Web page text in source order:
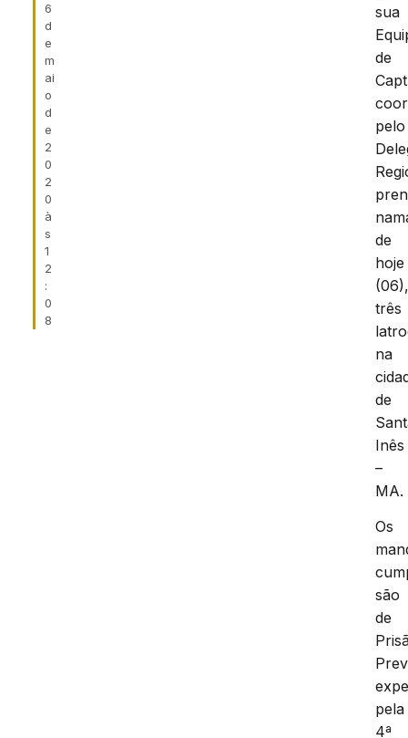
6
d
e
m
ai
o
d
e
2
0
2
0
à
s
1
2
:
0
8
sua
de
pelo
de
hoje
três
na
de
Inês
–
MA.
Os
são
de
pela
4ª